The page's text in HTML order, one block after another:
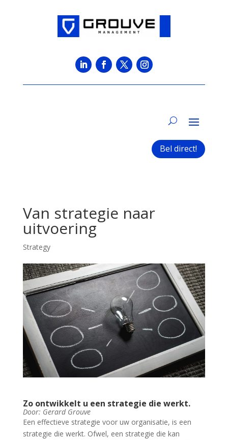
Bel direct!
Van strategie naar
uitvoering
Strategy
Zo ontwikkelt u een strategie die werkt.
Door: Gerard Grouve
Een effectieve strategie voor uw organisatie, is een
strategie die werkt. Ofwel, een strategie die kan